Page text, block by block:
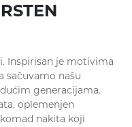
Inspirisan je motivima
sačuvamo našu
generacijama.
oplemenjen
nakita koji